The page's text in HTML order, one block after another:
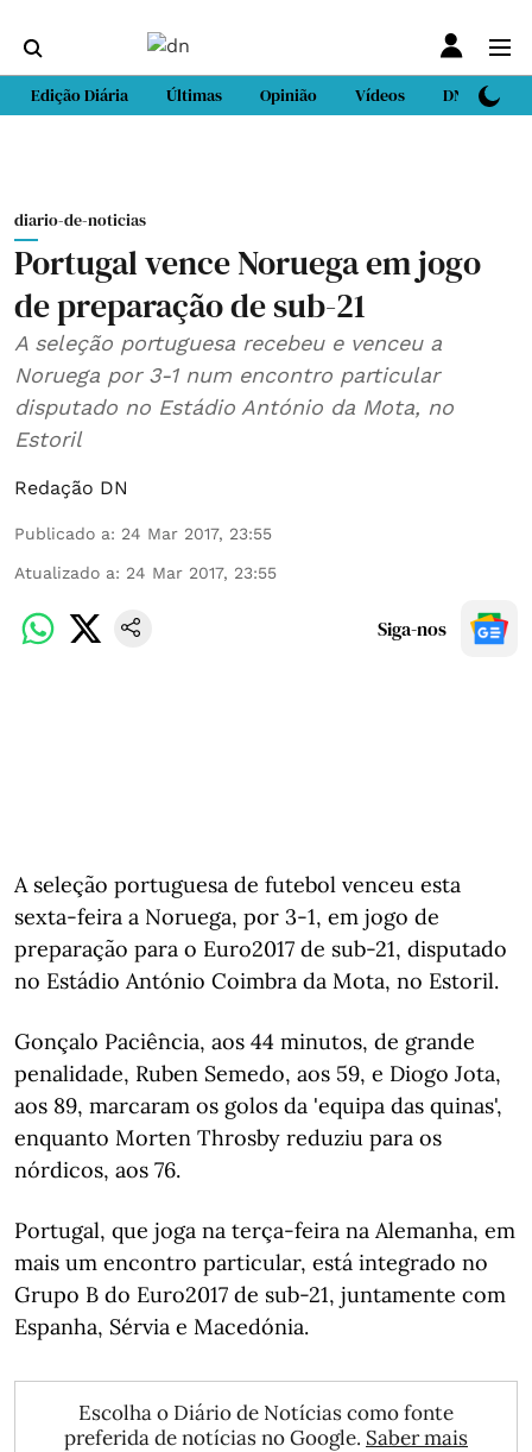
Edição Diária Últimas Opinião Vídeos DN Sport
diario-de-noticias
Portugal vence Noruega em jogo
de preparação de sub-21
A seleção portuguesa recebeu e venceu a
Noruega por 3-1 num encontro particular
disputado no Estádio António da Mota, no
Estoril
Redação DN
Publicado a: 24 Mar 2017, 23:55
Atualizado a: 24 Mar 2017, 23:55
Siga-nos
A seleção portuguesa de futebol venceu esta
sexta-feira a Noruega, por 3-1, em jogo de
preparação para o Euro2017 de sub-21, disputado
no Estádio António Coimbra da Mota, no Estoril.
Gonçalo Paciência, aos 44 minutos, de grande
penalidade, Ruben Semedo, aos 59, e Diogo Jota,
aos 89, marcaram os golos da 'equipa das quinas',
enquanto Morten Throsby reduziu para os
nórdicos, aos 76.
Portugal, que joga na terça-feira na Alemanha, em
mais um encontro particular, está integrado no
Grupo B do Euro2017 de sub-21, juntamente com
Espanha, Sérvia e Macedónia.
Escolha o Diário de Notícias como fonte
preferida de notícias no Google. Saber mais